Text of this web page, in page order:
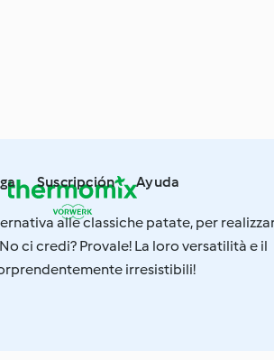
Suscripción Ayuda
alle classiche patate, per
ci credi? Provale! La loro versatilità e il
irresistibili!